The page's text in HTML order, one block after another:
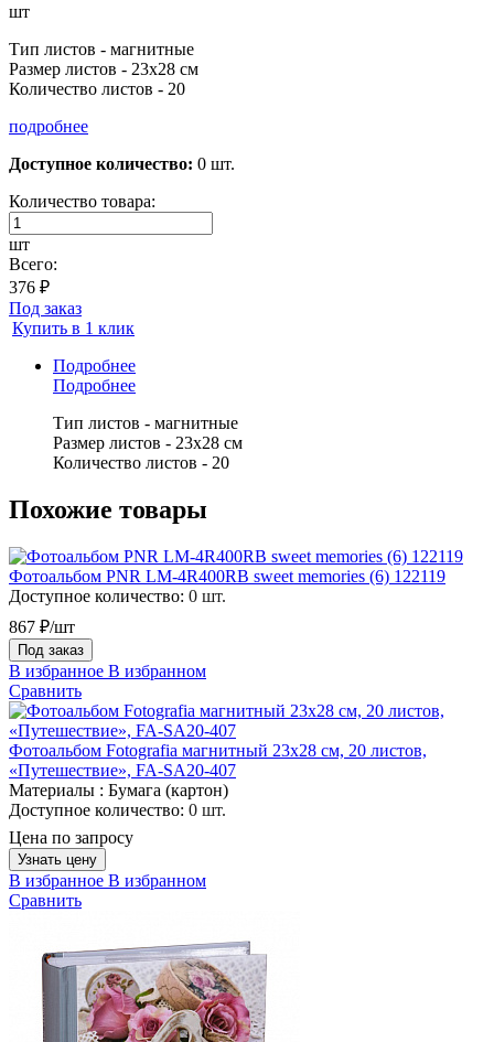
шт
Тип листов - магнитные
Размер листов - 23х28 см
Количество листов - 20
подробнее
Доступное количество: 0 шт.
Количество товара:
шт
Всего:
376 ₽
Под заказ
Купить в 1 клик
Подробнее
Подробнее
Тип листов - магнитные
Размер листов - 23х28 см
Количество листов - 20
Похожие товары
Фотоальбом PNR LM-4R400RB sweet memories (6) 122119
Доступное количество: 0 шт.
867 ₽/шт
Под заказ
В избранное В избранном
Сравнить
Фотоальбом Fotografia магнитный 23х28 см, 20 листов,
«Путешествие», FA-SA20-407
Материалы : Бумага (картон)
Доступное количество: 0 шт.
Цена по запросу
Узнать цену
В избранное В избранном
Сравнить